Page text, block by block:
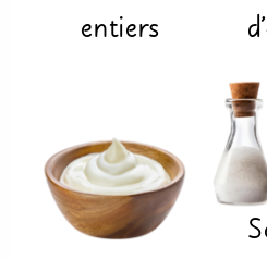
entiers